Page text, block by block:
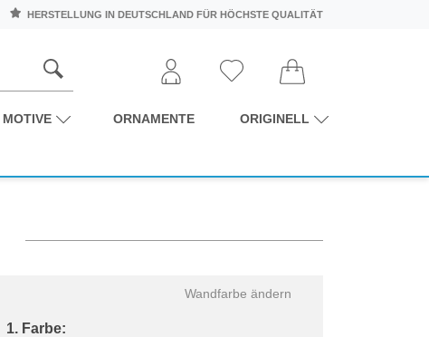
HERSTELLUNG IN DEUTSCHLAND FÜR HÖCHSTE QUALITÄT
MOTIVE ORNAMENTE ORIGINELL
Wandfarbe ändern
1. Farbe: